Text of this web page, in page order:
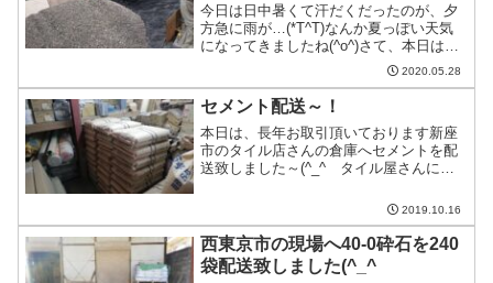
今日は日中暑くて汗だくだったのが、夕
方急に雨が…(*T^T)なんか夏っぽい天気
になってきましたね(^o^)さて、本日は練
馬区の現場へ6号砕石(白砂利)を配送致し
ました(^_^ゞ午後に行ったのですが、下
ろした瞬間に丁度雨が…(*_*)こちら
は・・・続きを読む
2020.05.28
セメント配送～！
本日は、長年お取引頂いております新座
市のタイル店さんの倉庫へセメントを配
送致しました～(^_^ゞタイル屋さんにと
倉庫へ納品させて頂いております！当店
はお客様が指定する倉庫やレンタルボッ
クスなどにも配送を承・・・続きを読む
2019.10.16
西東京市の現場へ40-0砕石を240
袋配送致しました(^_^ゞ